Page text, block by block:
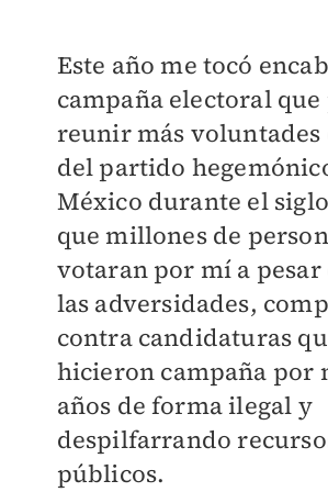
Este año me tocó
campaña electoral
reunir más voluntades
del partido
México durante el
que millones de
votaran por mí a pesar
las adversidades,
contra candidaturas
hicieron campaña por
años de forma ilegal y
despilfarrando
públicos.